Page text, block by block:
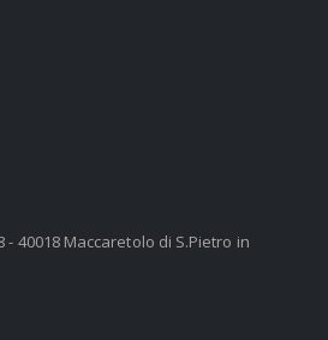
- 40018 Maccaretolo di S.Pietro in